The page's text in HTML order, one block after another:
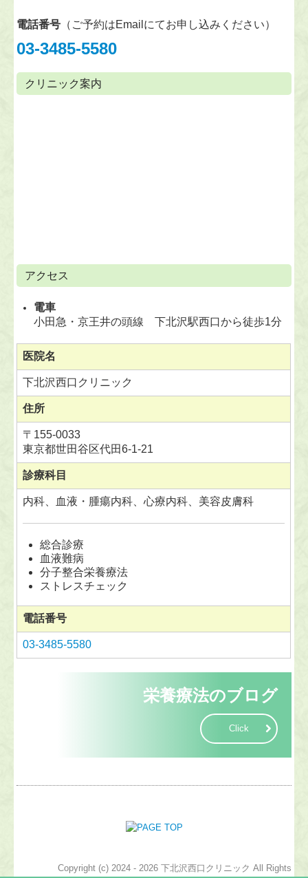
クリニック案内
アクセス
電車
小田急・京王井の頭線 下北沢駅西口から徒歩1分
医院名
下北沢西口クリニック
住所
〒 155-0033
東京都世田谷区代田6-1-21
診療科目
内科、血液・腫瘍内科、心療内科、美容皮膚科
総合診療
血液難病
分子整合栄養療法
ストレスチェック
電話番号
03-3485-5580
栄養療法のブログ
Click
電話番号 （ご予約はEmailにてお申し込みください）
03-3485-5580
Copyright (c) 2024 - 2026 下北沢西口クリニック All Rights